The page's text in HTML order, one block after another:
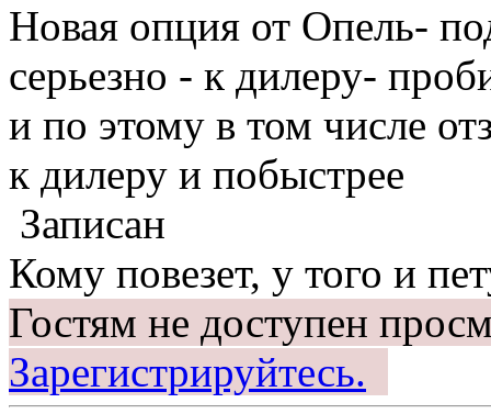
Новая опция от Опель-
серьезно - к дилеру-
и по этому в том числе
к дилеру и побыстрее
Записан
Кому повезет, у того и
Гостям не доступен
Зарегистрируйтесь.